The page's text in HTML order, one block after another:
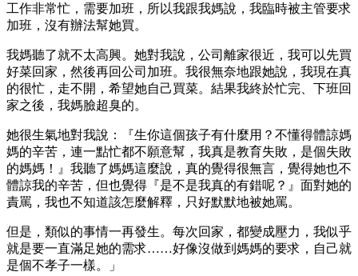
工作非常忙，需要加班，所以我跟我媽說，我臨時被主管要求
加班，沒有辦法幫她買。
我媽聽了就不太高興。她對我說，公司離家很近，我可以先買
好菜回家，然後再回公司加班。我很無奈地跟她說，我現在真
的很忙，走不開，希望她自己買菜。結果我終於忙完、下班回
家之後，我媽臉超臭的。
她很生氣地對我說：『生你這個孩子有什麼用？不懂得體諒媽
媽的辛苦，連一點忙都不願意幫，我真是教育失敗，是個失敗
的媽媽！』我聽了媽媽這麼說，真的覺得很無言，覺得她也不
體諒我的辛苦，但也覺得『是不是我真的有錯呢？』面對她的
責罵，我也不知道該怎麼解釋，只好默默地被她罵。
但是，類似的事情一再發生。每次回家，都變成壓力，我似乎
就是要一直滿足她的需求……好像沒做到媽媽的要求，自己就
是個不孝子一樣。」